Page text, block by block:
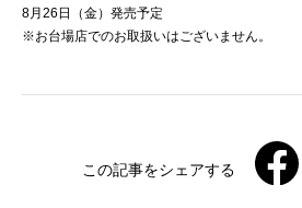
8月26日（金）発売予定
※お台場店でのお取扱いはございません。
この記事をシェアする